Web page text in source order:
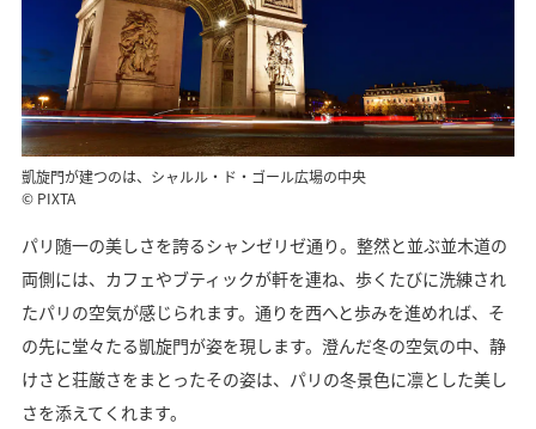
凱旋門が建つのは、シャルル・ド・ゴール広場の中央
© PIXTA
パリ随一の美しさを誇るシャンゼリゼ通り。整然と並ぶ並木道の
両側には、カフェやブティックが軒を連ね、歩くたびに洗練され
たパリの空気が感じられます。通りを西へと歩みを進めれば、そ
の先に堂々たる凱旋門が姿を現します。澄んだ冬の空気の中、静
けさと荘厳さをまとったその姿は、パリの冬景色に凛とした美し
さを添えてくれます。